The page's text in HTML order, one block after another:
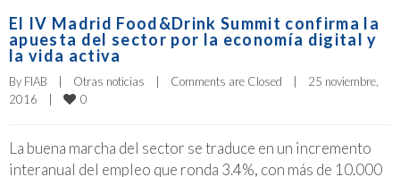
El IV Madrid Food&Drink Summit confirma la
apuesta del sector por la economía digital y
la vida activa
By FIAB Otras noticias Comments are Closed
25 noviembre,
2016
0
La buena marcha del sector se traduce en un incremento
interanual del empleo que ronda 3.4%, con más de 10.000